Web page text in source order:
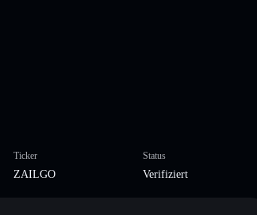
Ticker
ZAILGO
Status
Verifiziert